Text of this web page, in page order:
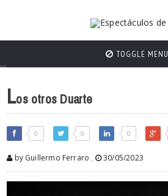
TOGGLE MENU
Los otros Duarte
0 0 0
by Guillermo Ferraro , 30/05/2023